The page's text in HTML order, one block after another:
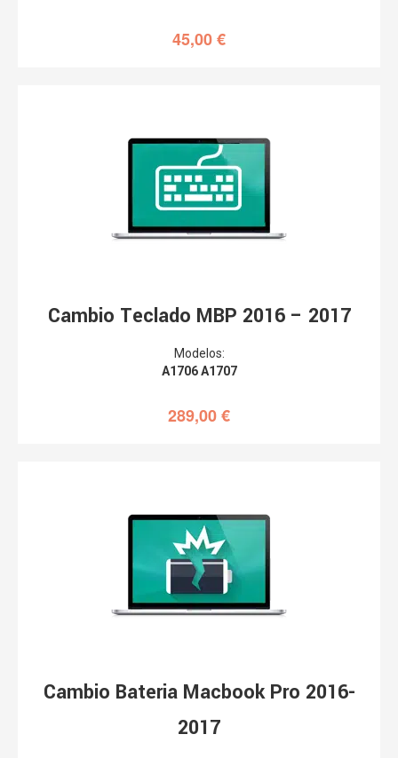
45,00€
Cambio Teclado MBP 2016 – 2017
Modelos:
A1706 A1707
289,00€
Cambio Bateria Macbook Pro 2016-
2017